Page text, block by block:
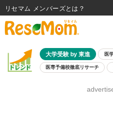
大学受験 by 東進 医
医専予備校徹底リサーチ
8月開催学校説
リセマム メンバーズ